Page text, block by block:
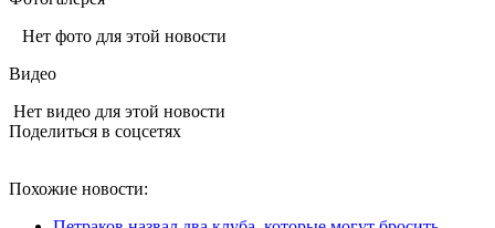
Нет фото для этой новости
Видео
Нет видео для этой новости
Поделиться в соцсетях
Похожие новости: